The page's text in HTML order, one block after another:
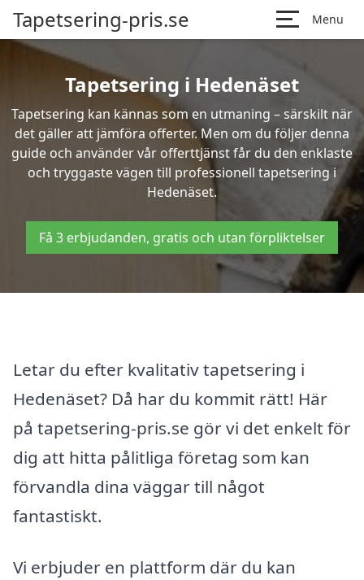
Tapetsering-pris.se Menu
Tapetsering i Hedenäset
Tapetsering kan kännas som en utmaning – särskilt när
det gäller att jämföra offerter. Men om du följer denna
guide och använder vår offerttjänst får du den enklaste
och tryggaste vägen till professionell tapetsering i
Hedenäset.
Få 3 erbjudanden, gratis och utan förpliktelser
Letar du efter kvalitativ tapetsering i
Hedenäset? Då har du kommit rätt! Här
på tapetsering-pris.se gör vi det enkelt för
dig att hitta pålitliga företag som kan
förvandla dina väggar till något
fantastiskt.
Vi erbjuder en plattform där du kan